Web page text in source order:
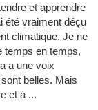
et apprendre
été vraiment déçu
climatique. Je ne
temps en temps,
a une voix
belles. Mais
et à ...